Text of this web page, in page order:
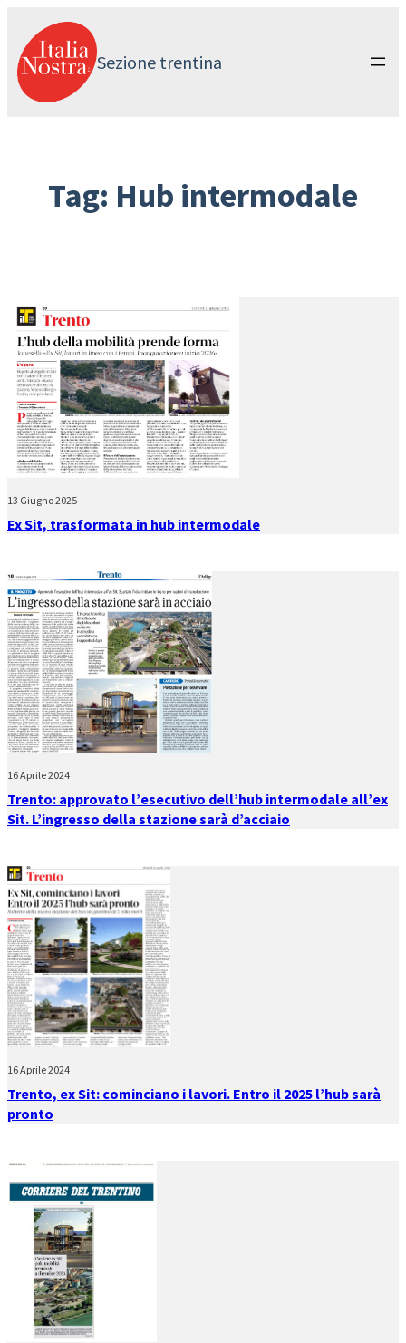
contenuto
Sezione trentina
Tag: Hub intermodale
13 Giugno 2025
Ex Sit, trasformata in hub intermodale
16 Aprile 2024
Trento: approvato l’esecutivo dell’hub intermodale all’ex
Sit. L’ingresso della stazione sarà d’acciaio
16 Aprile 2024
Trento, ex Sit: cominciano i lavori. Entro il 2025 l’hub sarà
pronto